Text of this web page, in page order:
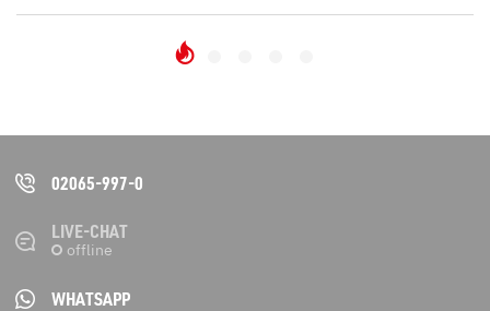
02065-997-0
LIVE-CHAT
WHATSAPP